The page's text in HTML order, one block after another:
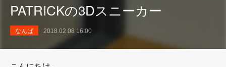
PATRICKの3Dスニーカー
なんば 2018.02.08 16:00